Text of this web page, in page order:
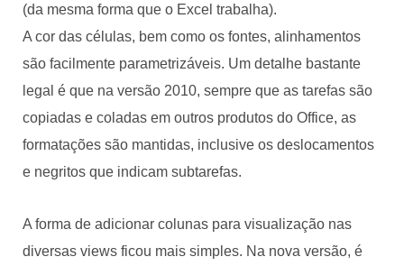
(da mesma forma que o Excel trabalha).
A cor das células, bem como os fontes, alinhamentos
são facilmente parametrizáveis. Um detalhe bastante
legal é que na versão 2010, sempre que as tarefas são
copiadas e coladas em outros produtos do Office, as
formatações são mantidas, inclusive os deslocamentos
e negritos que indicam subtarefas.
A forma de adicionar colunas para visualização nas
diversas views ficou mais simples. Na nova versão, é